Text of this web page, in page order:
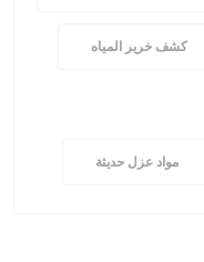
كشف خرير المياه
مواد عزل حديثة